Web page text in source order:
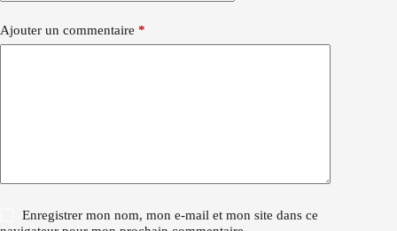
Ajouter un commentaire *
Enregistrer mon nom, mon e-mail et mon site dans ce